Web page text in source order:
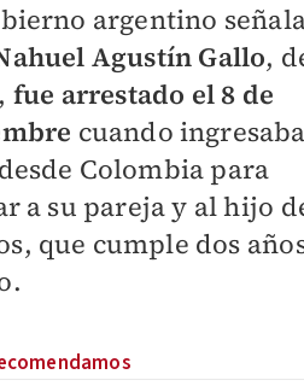
argentino
Agustín Gallo,
fue arrestado el 8 de
cuando
Colombia para
a su pareja y al hijo
que cumple dos